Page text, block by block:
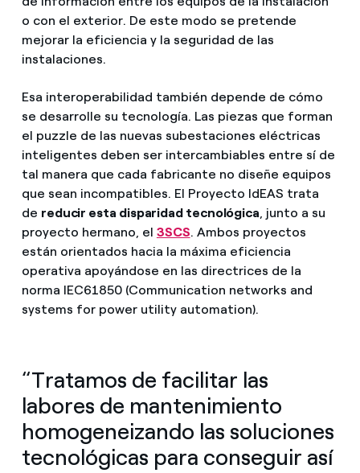
o con el exterior. De este modo se pretende
mejorar la eficiencia y la seguridad de las
instalaciones.
Esa interoperabilidad también depende de cómo
se desarrolle su tecnología. Las piezas que forman
el puzzle de las nuevas subestaciones eléctricas
inteligentes deben ser intercambiables entre sí de
tal manera que cada fabricante no diseñe equipos
que sean incompatibles. El Proyecto IdEAS trata
de reducir esta disparidad tecnológica, junto a su
proyecto hermano, el 3SCS. Ambos proyectos
están orientados hacia la máxima eficiencia
operativa apoyándose en las directrices de la
norma IEC61850 (Communication networks and
systems for power utility automation).
“Tratamos de facilitar las
labores de mantenimiento
homogeneizando las soluciones
tecnológicas para conseguir así